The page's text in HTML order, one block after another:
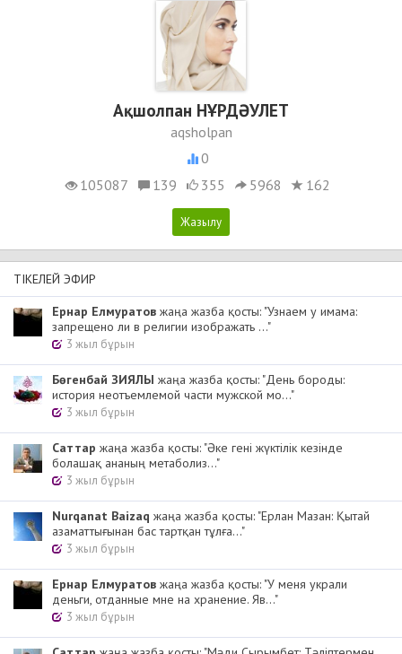
Ақшолпан НҰРДӘУЛЕТ
aqsholpan
0
105087
139 355 5968 162
ТІКЕЛЕЙ ЭФИР
Ернар Елмуратов жаңа жазба қосты: "Узнаем у имама:
запрещено ли в религии изображать ..."
3 жыл бұрын
Бөгенбай ЗИЯЛЫ жаңа жазба қосты: "День бороды:
история неотъемлемой части мужской мо..."
3 жыл бұрын
Cаттар жаңа жазба қосты: "Әке гені жүктілік кезінде
болашақ ананың метаболиз..."
3 жыл бұрын
Nurqanat Baizaq жаңа жазба қосты: "Ерлан Мазан: Қытай
азаматтығынан бас тартқан тұлға..."
3 жыл бұрын
Ернар Елмуратов жаңа жазба қосты: "У меня украли
деньги, отданные мне на хранение. Яв..."
3 жыл бұрын